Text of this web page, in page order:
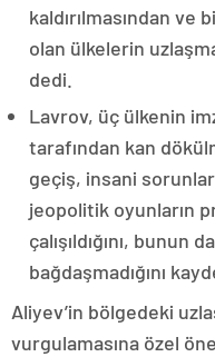
kaldırılmasından
olan ülkelerin
dedi.
Lavrov, üç ülkenin
tarafından kan
geçiş, insani
jeopolitik oyunların
çalışıldığını, bunun
bağdaşmadığını
Aliyev’in bölgedeki
vurgulamasına özel